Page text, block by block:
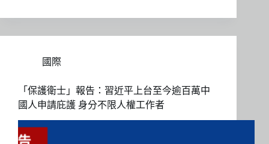
國際
「保護衛士」報告：習近平上台至今逾百萬中
國人申請庇護 身分不限人權工作者